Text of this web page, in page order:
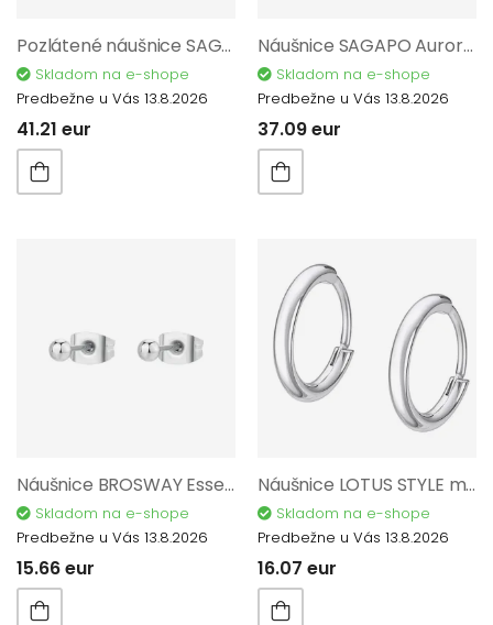
Pozlátené náušnice SAGAPO Aurora SAR53
Skladom na e-shope
Predbežne u Vás 13.8.2026
41.21 eur
Náušnice SAGAPO Aurora SAR52
Skladom na e-shope
Predbežne u Vás 13.8.2026
37.09 eur
Náušnice BROSWAY Essential BNL117
Skladom na e-shope
Predbežne u Vás 13.8.2026
15.66 eur
Náušnice LOTUS STYLE menś Earrings LS2174-4/1 - 1 kus
Skladom na e-shope
Predbežne u Vás 13.8.2026
16.07 eur